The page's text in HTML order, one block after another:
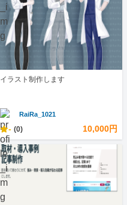
イラスト制作します
RaiRa_1021
- (0) 10,000円